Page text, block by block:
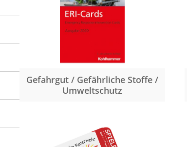
Gefahrgut / Gefährliche Stoffe /
Umweltschutz